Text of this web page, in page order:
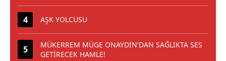
AŞK YOLCUSU
MÜKERREM MÜGE ONAYDIN'DAN SAĞLIKTA SES
GETİRECEK HAMLE!